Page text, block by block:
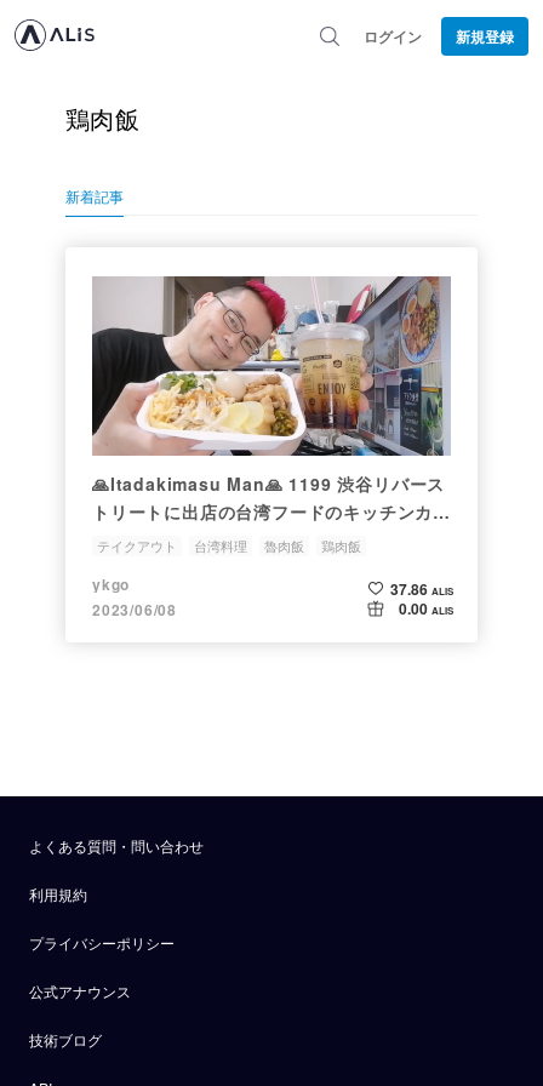
ログイン 新規登録
鶏肉飯
新着記事
🙏Itadakimasu Man🙏 1199 渋谷リバース
トリートに出店の台湾フードのキッチンカ
ー、おかかキッチンの魯肉飯と鶏肉飯のハー
て食べてみた
テイクアウト 台湾料理 魯肉飯
鶏肉飯
クラフトコーラ
ykgo
2023/06/08
37.86 ALIS
0.00 ALIS
よくある質問・問い合わせ
利用規約
プライバシーポリシー
公式アナウンス
技術ブログ